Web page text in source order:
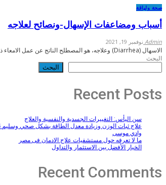
صحة ولياقة
أسباب ومضاعفات الإسهال-ونصائح لعلاجه
Admin نوفمبر 19, 2021
الاسهال (Diarrhea) وعلاجه، هو المصطلح الناتج عن عمل الامعاء ذات الطابع الرخو او الطابع…
البحث
البحث
Recent Posts
سن اليأس: التغييرات الجسدية والنفسية والعلاج
علاج ثبات الوزن وزيادة معدل الطاقة بشكل صحي وسليم 2024
وادي موسى
ما لا تعرفه حول مستشفيات علاج الادمان فى مصر
الخيار الأفضل بين الاستثمار والتداول
Recent Comments